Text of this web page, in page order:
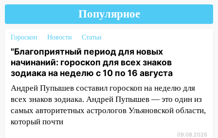
недели в Ульяновской области
09:18 Из-за ливня заблокировано
движение трамваев в Ульяновске
09:15 Ураган, изнасилование ребенка,
автоподставы и атака беспилотников:
важные итоги прошедшей недели в
Ульяновской области
08:20 В Ульяновске восстановили
трамвайную и троллейбусную
инфраструктуру после шторма.
Популярное
Гороскоп Новости Статьи
"Благоприятный период для новых
начинаний: гороскоп для всех знаков
зодиака на неделю с 10 по 16 августа
Андрей Пупышев составил гороскоп на неделю для
всех знаков зодиака. Андрей Пупышев — это один из
самых авторитетных астрологов Ульяновской области,
который почти
09.08.2026